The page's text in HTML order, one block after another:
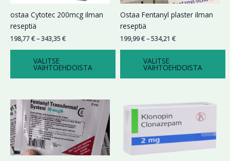
ostaa Cytotec 200mcg ilman
reseptiä
198,77€–343,35€
VALITSE
VAIHTOEHDOISTA
tehdä
valinnat
tuotteen
Ostaa Fentanyl plaster ilman
reseptiä
199,99€–534,21 €
VALITSE
VAIHTOEHDOISTA
tehdä
valinnat
tuotteen
Hintaluokka:
195,98 €
-
429,99 €
Tällä
tuotteella
on
useampi
muunnelma.
Hintaluokka:
144,73 €
299,99 €
Tällä
tuotteella
useampi
muunnelma.